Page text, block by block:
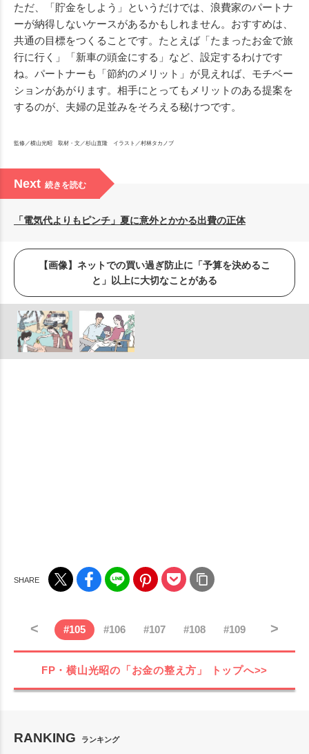
ただ、「貯金をしよう」というだけでは、浪費家のパートナ
ーが納得しないケースがあるかもしれません。おすすめは、
共通の目標をつくることです。たとえば「たまったお金で旅
行に行く」「新車の頭金にする」など、設定するわけです
ね。パートナーも「節約のメリット」が見えれば、モチベー
ションがあがります。相手にとってもメリットのある提案を
するのが、夫婦の足並みをそろえる秘けつです。
監修／横山光昭 取材・文／杉山直隆 イラスト／村林タカノブ
Next 続きを読む
「電気代よりもピンチ」夏に意外とかかる出費の正体
【画像】ネットでの買い過ぎ防止に「予算を決めるこ
と」以上に大切なことがある
< #105 #106 #107 #108 #109 >
FP・横山光昭の「お金の整え方」 トップへ>>
RANKING ランキング